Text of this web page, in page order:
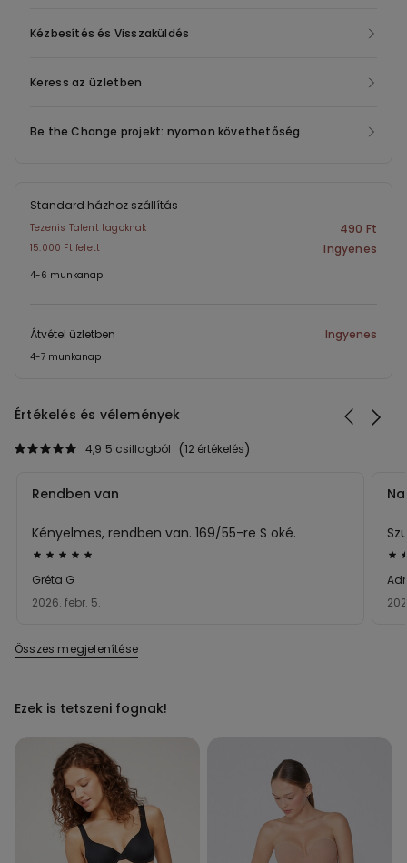
Kézbesítés és Visszaküldés
Keress az üzletben
Be the Change projekt: nyomon követhetőség
Standard házhoz szállítás
Tezenis Talent tagoknak 490 Ft
15.000 Ft felett Ingyenes
4-6 munkanap
Átvétel üzletben Ingyenes
4-7 munkanap
Értékelés és vélemények
12 értékelés
4,9 5 csillagból
Értékelés:
5/5
2026. febr. 5.
Gréta G
Rendben van
Kényelmes, rendben van. 169/55-re S oké.
5/5
Összes megjelenítése
Ezek is tetszeni fognak!